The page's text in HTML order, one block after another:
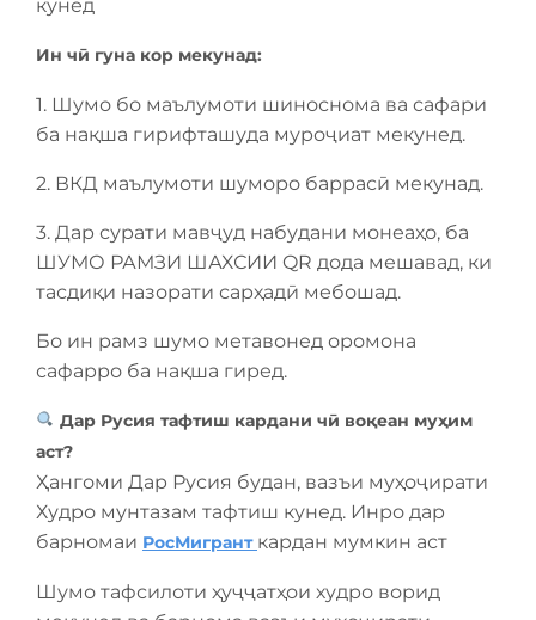
кунед
Ин чӣ гуна кор мекунад:
1. Шумо бо маълумоти шиноснома ва сафари
ба нақша гирифташуда муроҷиат мекунед.
2. ВКД маълумоти шуморо баррасӣ мекунад.
3. Дар сурати мавҷуд набудани монеаҳо, ба
ШУМО РАМЗИ ШАХСИИ QR дода мешавад, ки
тасдиқи назорати сарҳадӣ мебошад.
Бо ин рамз шумо метавонед оромона
сафарро ба нақша гиред.
Дар Русия тафтиш кардани чӣ воқеан муҳим
аст?
Ҳангоми Дар Русия будан, вазъи муҳоҷирати
Худро мунтазам тафтиш кунед. Инро дар
барномаи РосМигрант кардан мумкин аст
Шумо тафсилоти ҳуҷҷатҳои худро ворид